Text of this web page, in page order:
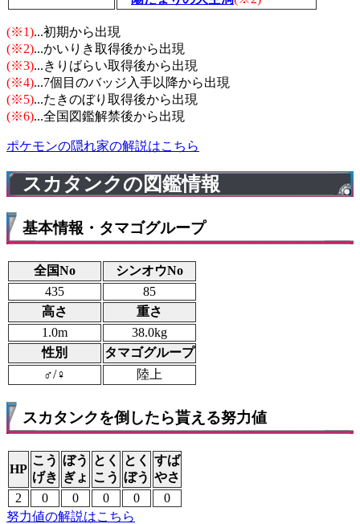
(※1)...初期から出現
(※2)...かいりき取得後から出現
(※3)...きりばらい取得後から出現
(※4)...7個目のバッジ入手以降から出現
(※5)...たきのぼり取得後から出現
(※6)...全国図鑑解禁後から出現
ポケモンの隠れ家の解説はこちら
スカタンクの図鑑情報
基本情報・タマゴグループ
全国No
シンオウNo
435
85
高さ
重さ
1.0m
38.0kg
性別
タマゴグループ
♂/♀
陸上
スカタンクを倒したら貰える努力値
HP
こう
げき
ぼう
ぎょ
とく
こう
とく
ぼう
すば
やさ
2
0 0 0 0
0
努力値の解説はこちら